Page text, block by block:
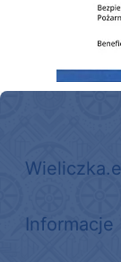
Informacje